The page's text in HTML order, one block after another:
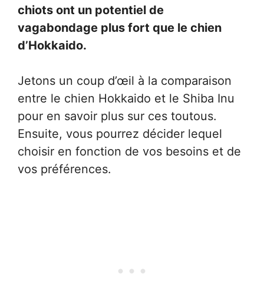
chiots ont un potentiel de
vagabondage plus fort que le chien
d’Hokkaido.
Jetons un coup d’œil à la comparaison
entre le chien Hokkaido et le Shiba Inu
pour en savoir plus sur ces toutous.
Ensuite, vous pourrez décider lequel
choisir en fonction de vos besoins et de
vos préférences.